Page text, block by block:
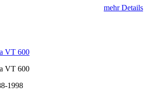
mehr Details
VT 600
VT 600
1998